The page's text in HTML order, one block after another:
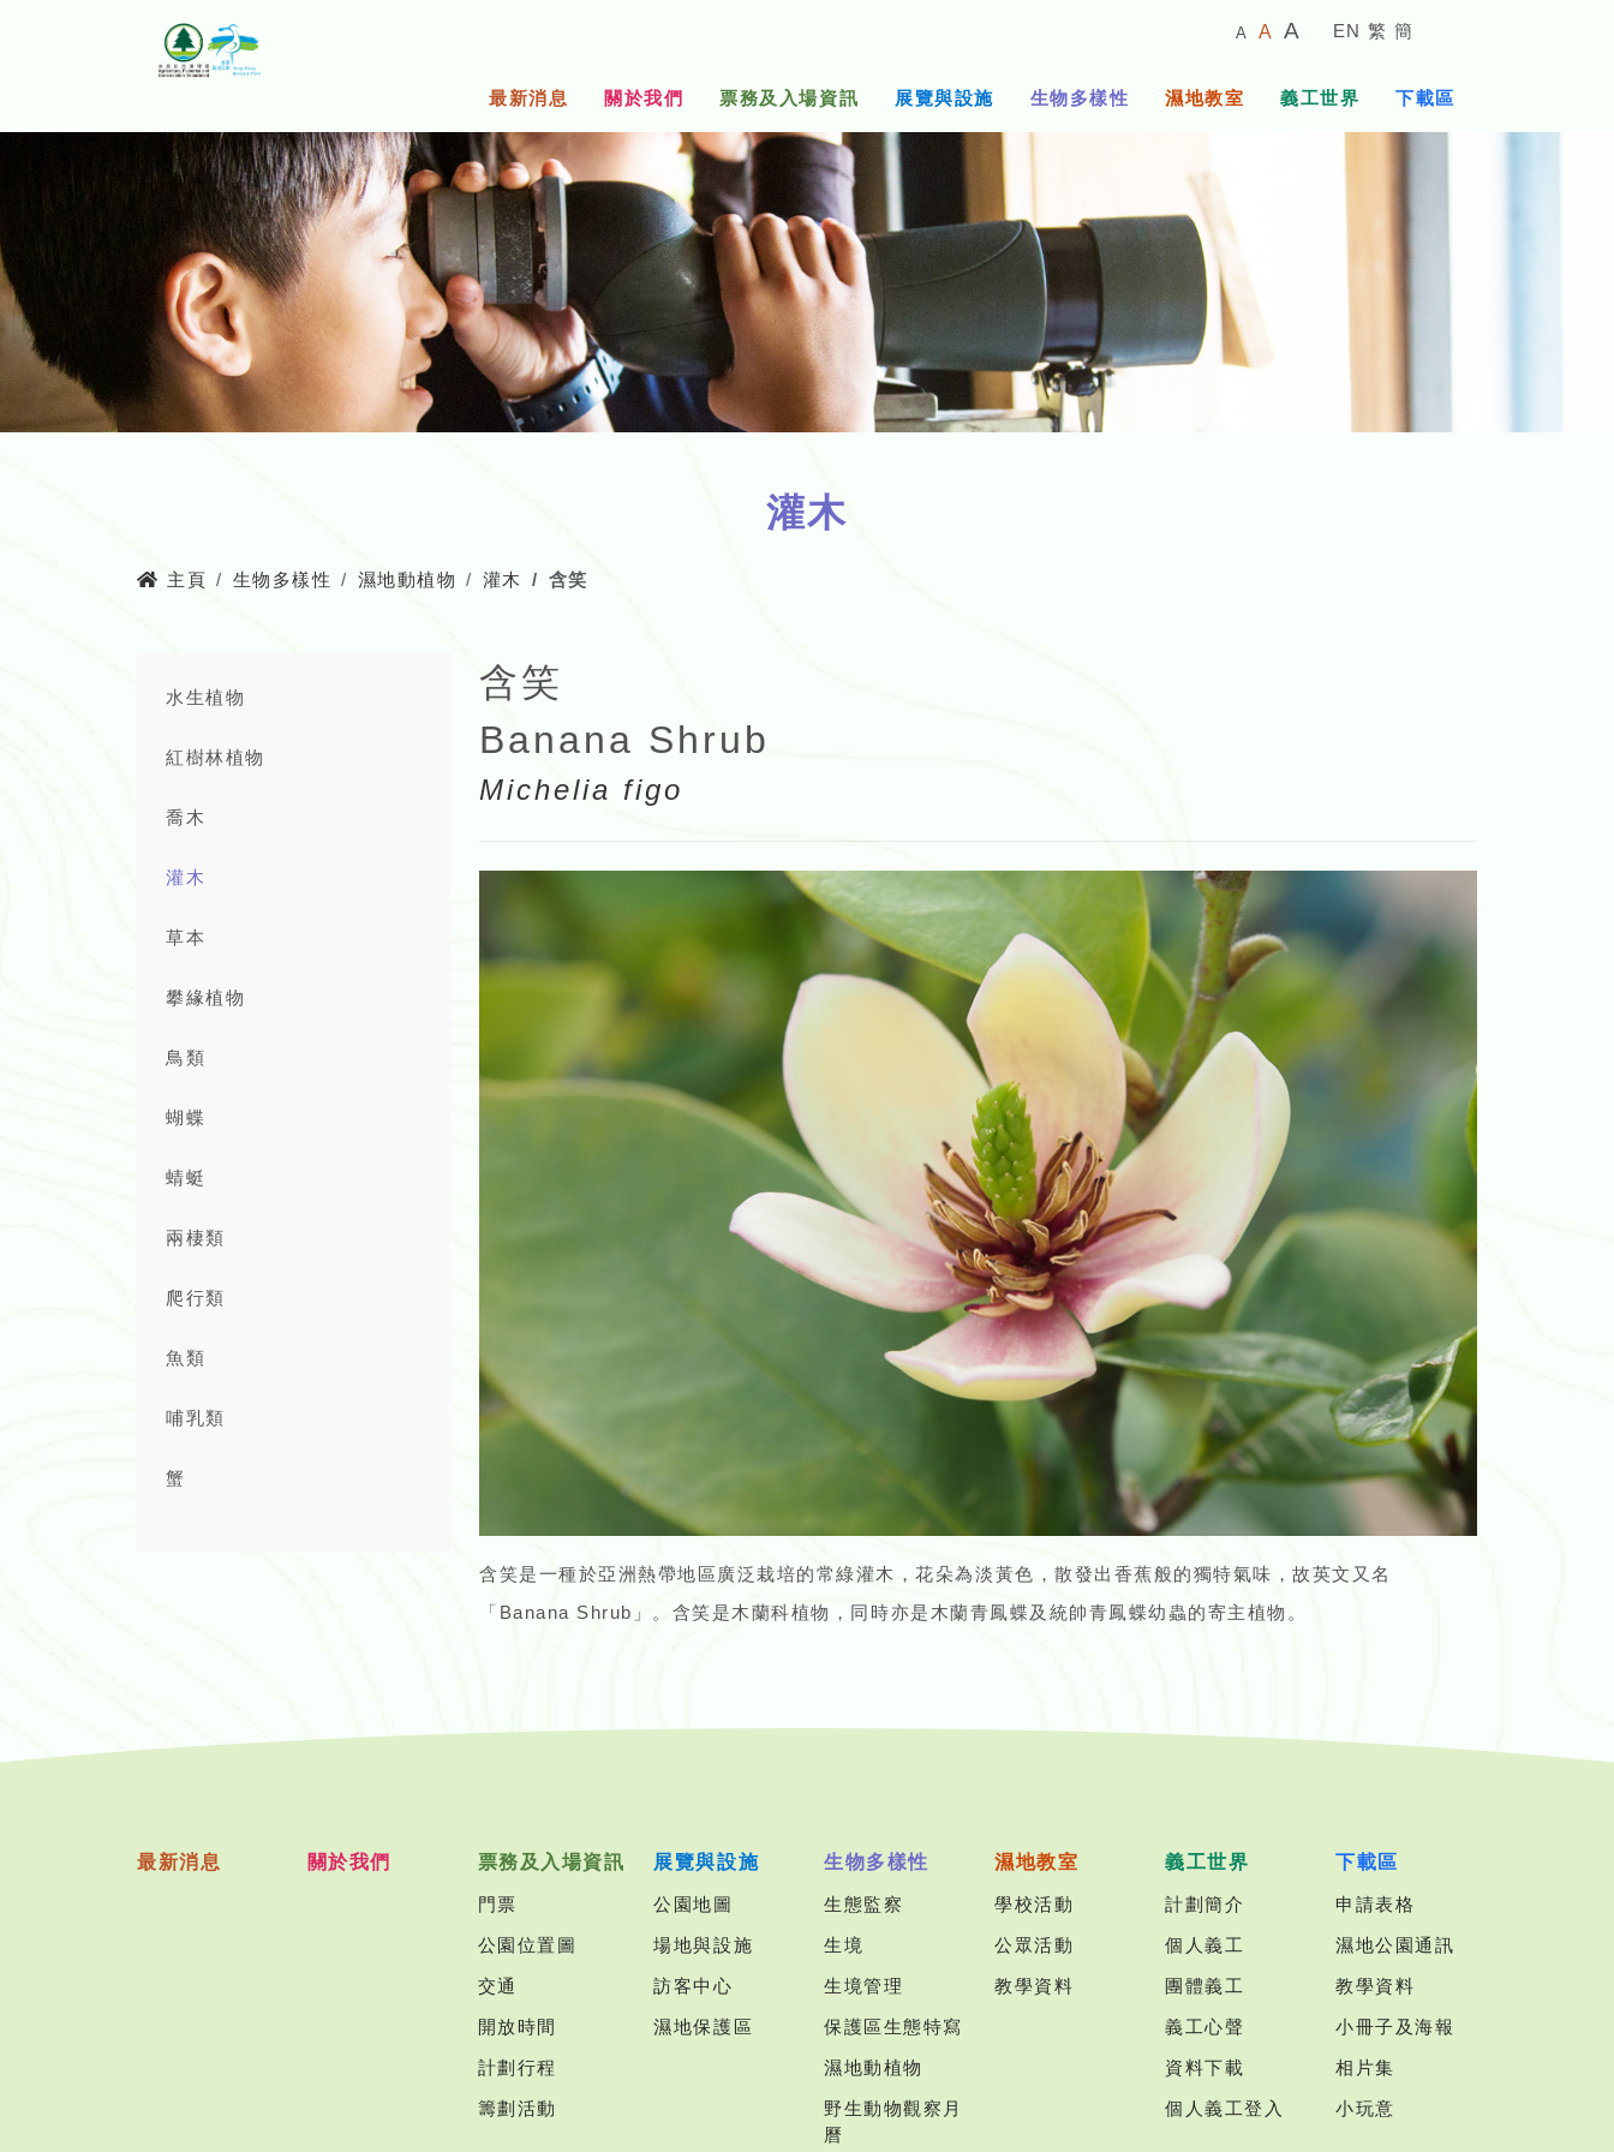
A
較
A
預
字
體
A
的
EN 繁 簡
最新消息 關於我們 票務及入場資訊 展覽與設施 生物多樣性 濕地教室 義工世界 下載區
灌木
主頁 生物多樣性 濕地動植物 灌木 含笑
水生植物
紅樹林植物
喬木
灌木
草本
攀緣植物
鳥類
蝴蝶
蜻蜓
兩棲類
爬行類
魚類
哺乳類
蟹
含笑
Banana Shrub
Michelia figo
含笑是一種於亞洲熱帶地區廣泛栽培的常綠灌木，花朵為淡黃色，散發出香蕉般的獨特氣味，故英文又名
「Banana Shrub」。含笑是木蘭科植物，同時亦是木蘭青鳳蝶及統帥青鳳蝶幼蟲的寄主植物。
最新消息 關於我們 票務及入場資訊
門票
公園位置圖
交通
開放時間
計劃行程
籌劃活動
展覽與設施
公園地圖
場地與設施
訪客中心
濕地保護區
生物多樣性
生態監察
生境
生境管理
保護區生態特寫
濕地動植物
野生動物觀察月
曆
濕地教室
學校活動
公眾活動
教學資料
義工世界
計劃簡介
個人義工
團體義工
義工心聲
資料下載
個人義工登入
下載區
申請表格
濕地公園通訊
教學資料
小冊子及海報
相片集
小玩意